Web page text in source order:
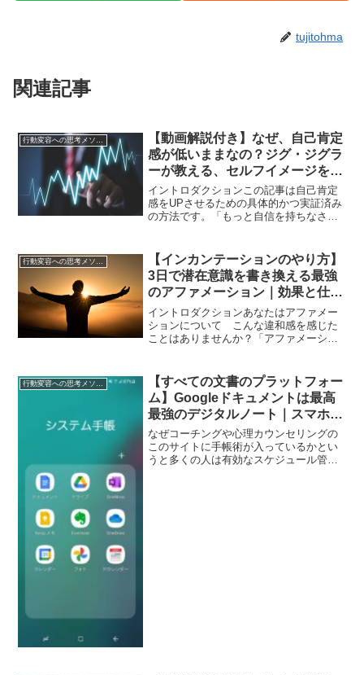
tujitohma
関連記事
行動変容への思考メソッド
【動画解説付き】なぜ、自己肯定
感が低いままなの？ジグ・ジグラ
ーが教える、セルフイメージを変
える5つの方法
イントロダクションこの記事は自己肯定
感をUPさせるための具体的かつ実証済み
の方法です。「もっと自信を持ちなさ
低いまま――そんな感覚を抱えている人
は、実は少なくありません...
行動変容への思考メソッド
【インカンテーションのやり方】
3日で潜在意識を書き換える最強
のアファメーション｜効果と仕組
みを徹底解説
イントロダクションあなたはアファメー
ションについて こんな違和感を感じた
ことはありませんか？「アファメーショ
に、現実は何も変わらない」もしあなた
がこう感じているなら そ...
【すべての文書のプラットフォー
ム】Googleドキュメントは最高
最強のデジタルノート｜スマホと
PCの連携で紙のノートが完全に
消える！：手帳講座第１０回
なぜコーチングや心理カウンセリングの
このサイトに手帳術が入っているかとい
うと多くの人は有効なスケジュール管